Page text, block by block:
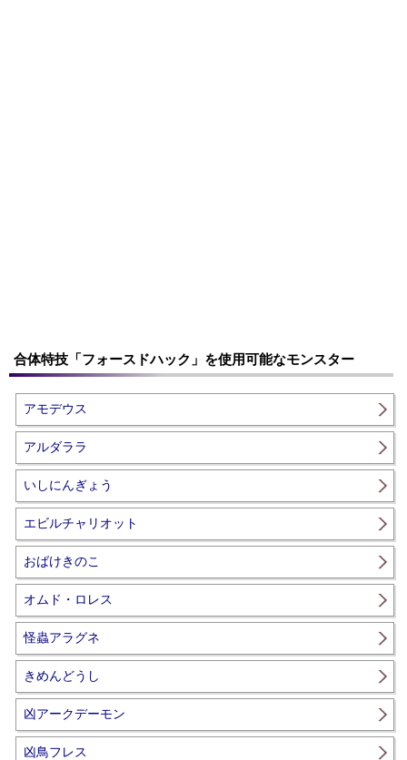
合体特技「フォースドハック」を使用可能なモンスター
アモデウス
アルダララ
いしにんぎょう
エビルチャリオット
おばけきのこ
オムド・ロレス
怪蟲アラグネ
きめんどうし
凶アークデーモン
凶鳥フレス